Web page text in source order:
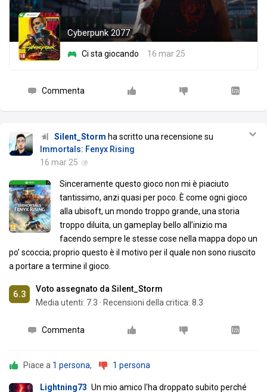
Cyberpunk 2077
Ci sta giocando 16 mar 25
Commenta
Silent_Storm ha scritto una recensione su
Immortals: Fenyx Rising
16 mar 25
Sinceramente questo gioco non mi è piaciuto
tantissimo, anzi quasi per poco. È come ogni gioco
alla ubisoft, un mondo troppo grande, una storia
troppo diluita, un gameplay bello all’inizio ma
facendo sempre le stesse cose nella mappa dopo un
po’ scoccia; proprio questo è il motivo per il quale non sono riuscito
a portare a termine il gioco.
6.3
Voto assegnato da Silent_Storm
Media utenti: 7.3 · Recensioni della critica: 8.3
Commenta
Piace a 1 persona, 1 persona
Lightning73 Un mio amico l'ha droppato subito perché